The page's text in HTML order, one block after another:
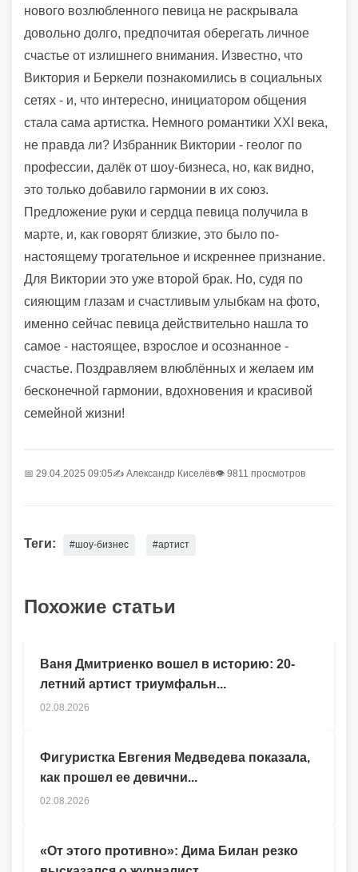
нового возлюбленного певица не раскрывала
довольно долго, предпочитая оберегать личное
счастье от излишнего внимания. Известно, что
Виктория и Беркели познакомились в социальных
сетях - и, что интересно, инициатором общения
стала сама артистка. Немного романтики XXI века,
не правда ли? Избранник Виктории - геолог по
профессии, далёк от шоу-бизнеса, но, как видно,
это только добавило гармонии в их союз.
Предложение руки и сердца певица получила в
марте, и, как говорят близкие, это было по-
настоящему трогательное и искреннее признание.
Для Виктории это уже второй брак. Но, судя по
сияющим глазам и счастливым улыбкам на фото,
именно сейчас певица действительно нашла то
самое - настоящее, взрослое и осознанное -
счастье. Поздравляем влюблённых и желаем им
бесконечной гармонии, вдохновения и красивой
семейной жизни!
📅 29.04.2025 09:05✍️ Александр Киселёв👁 9811 просмотров
Теги: #шоу-бизнес #артист
Похожие статьи
Ваня Дмитриенко вошел в историю: 20-
летний артист триумфальн...
02.08.2026
Фигуристка Евгения Медведева показала,
как прошел ее девични...
02.08.2026
«От этого противно»: Дима Билан резко